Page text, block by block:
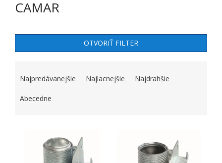
CAMAR
OTVORIŤ FILTER
Najpredávanejšie Najlacnejšie Najdrahšie
Abecedne